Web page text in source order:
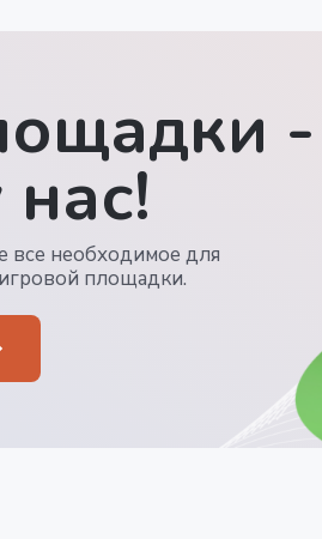
-
все необходимое для
площадки.